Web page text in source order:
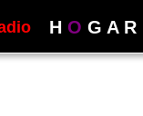
H O G A R